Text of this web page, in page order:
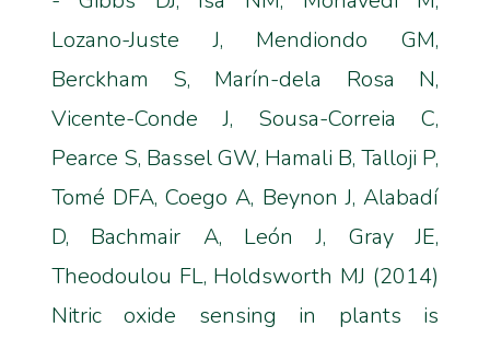
Lozano-Juste J, Mendiondo GM,
Berckham S, Marín-dela Rosa N,
Vicente-Conde J, Sousa-Correia C,
Pearce S, Bassel GW, Hamali B, Talloji P,
Tomé DFA, Coego A, Beynon J, Alabadí
D, Bachmair A, León J, Gray JE,
Theodoulou FL, Holdsworth MJ (2014)
Nitric oxide sensing in plants is